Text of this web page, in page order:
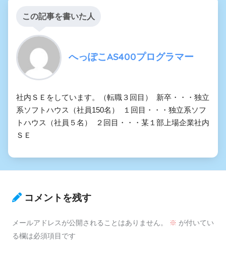
この記事を書いた人
へっぽこAS400プログラマー
社内ＳＥをしています。（転職３回目） 新卒・・・独立
系ソフトハウス（社員150名） １回目・・・独立系ソフ
トハウス（社員５名） ２回目・・・某１部上場企業社内
ＳＥ
コメントを残す
メールアドレスが公開されることはありません。 ※ が付いてい
る欄は必須項目です